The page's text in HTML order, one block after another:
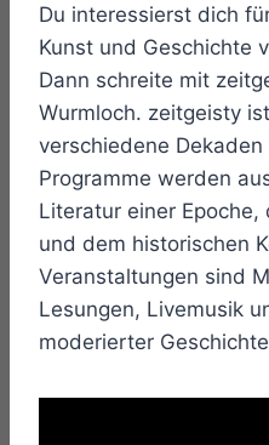
Du interessierst dich
Kunst und Geschichte
Dann schreite mit
Wurmloch. zeitgeisty
verschiedene
Programme werden
Literatur einer
und dem historischen
Veranstaltungen sind
Lesungen, Livemusik
moderierter